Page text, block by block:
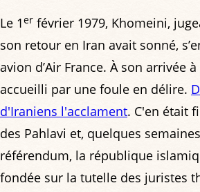
Le 1er février 1979, Khomeini,
son retour en Iran avait sonné,
avion d’Air France. À son arrivée
accueilli par une foule en délire.
d'Iraniens l'acclament. C'en était
des Pahlavi et, quelques
référendum, la république
fondée sur la tutelle des juristes